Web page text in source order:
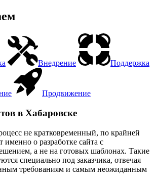
Внедрение Поддержка
Продвижение
в Хабаровске
не кратковременный, по крайней
именно о разработке сайта с
а не на готовых шаблонах. Такие
специально под заказчика, отвечая
требованиям и самым неожиданным